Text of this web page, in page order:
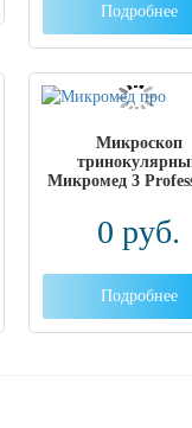
Подробнее
Микроскоп
Микромед 3
0 руб.
Подробнее